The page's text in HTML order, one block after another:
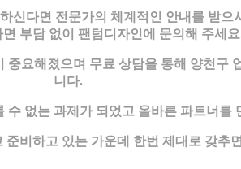
다면 전문가의 체계적인 안내를 받
부담 없이 팬텀디자인에 문의해 주세
요해졌으며 무료 상담을 통해 양천구
니다.
없는 과제가 되었고 올바른 파트너를
비하고 있는 가운데 한번 제대로 갖추